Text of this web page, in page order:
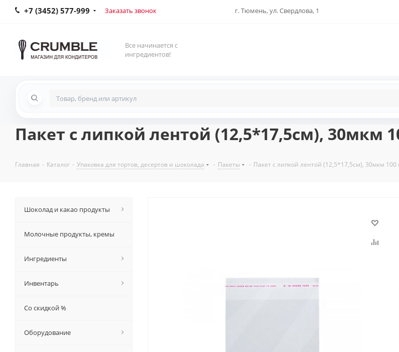
+7 (3452) 577-999 Заказать звонок г. Тюмень, ул. Свердлова, 1
Все начинается с
ингредиентов!
Пакет с липкой лентой (12,5*17,5см), 30мкм
Главная - Каталог - Упаковка для тортов, десертов и шоколада - Пакеты - Пакет с липкой лентой (12,5*17,5см), 30мкм 100
Шоколад и какао продукты
Молочные продукты, кремы
Ингредиенты
Инвентарь
Со скидкой %
Оборудование